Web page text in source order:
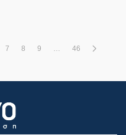
7 8 9 46